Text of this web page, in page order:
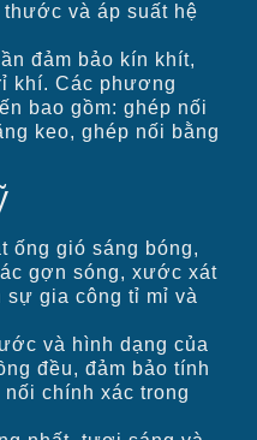
và áp suất hệ
đảm bảo kín khít,
khí. Các phương
bao gồm: ghép nối
keo, ghép nối bằng
ống gió sáng bóng,
gợn sóng, xước xát
sự gia công tỉ mỉ và
và hình dạng của
đều, đảm bảo tính
chính xác trong